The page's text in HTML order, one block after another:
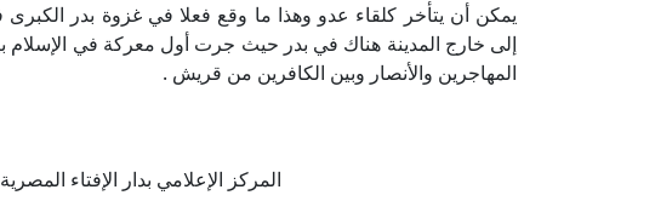
يمكن أن يتأخر كلقاء عدو وهذا ما وقع فعلا في غزوة بدر
إلى خارج المدينة هناك في بدر حيث جرت أول معركة في
المهاجرين والأنصار وبين الكافرين من قريش .
المركز الإعلامي بدار الإفتاء المصرية ٢٢-٦-